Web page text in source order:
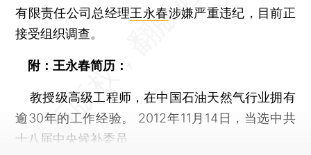
有限责任公司总经理王永春涉嫌严重违纪，目前正
接受组织调查。
附：王永春简历：
教授级高级工程师，在中国石油天然气行业拥有
逾30年的工作经验。 2012年11月14日，当选中共
十八届中央候补委员